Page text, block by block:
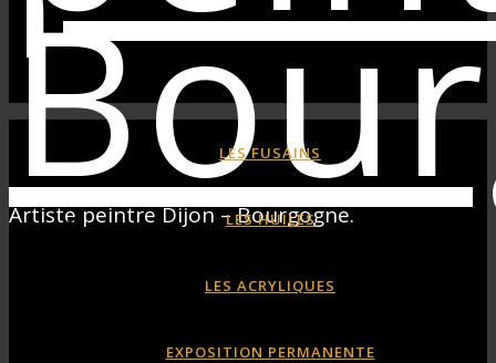
Artiste peintre Dijon – Bourgogne.
LES FUSAINS
LES HUILES
LES ACRYLIQUES
EXPOSITION PERMANENTE